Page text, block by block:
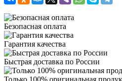
Безопасная оплата
Гарантия качества
Быстрая доставка по России
Только 100% оригинальная